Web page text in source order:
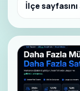
İlçe